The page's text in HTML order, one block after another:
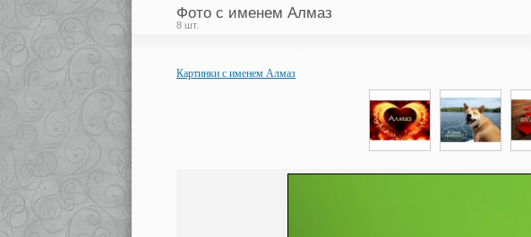
Фото с именем Алмаз
8 шт.
Картинки с именем Алмаз